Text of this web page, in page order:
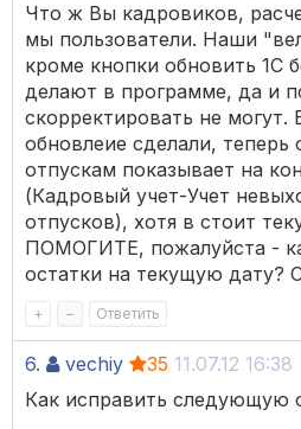
Что ж Вы кадровиков,
мы пользователи. Наши
кроме кнопки обновить 1С
делают в программе, да и
скорректировать не могут.
обновлеие сделали, теперь
отпускам показывает на
(Кадровый учет-Учет
отпусков), хотя в стоит
ПОМОГИТЕ, пожалуйста -
остатки на текущую дату?
+ – Ответить
6. vechiy 35 11.07.12 16:38
Как исправить следующую